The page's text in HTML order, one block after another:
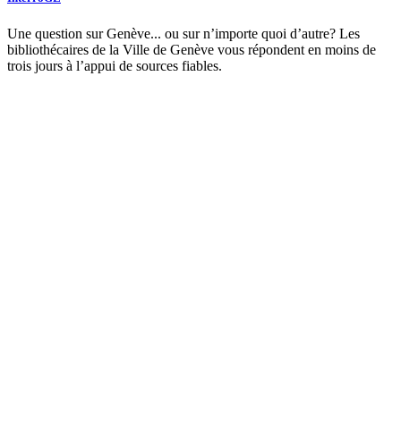
Une question sur Genève... ou sur n’importe quoi d’autre? Les
bibliothécaires de la Ville de Genève vous répondent en moins de
trois jours à l’appui de sources fiables.